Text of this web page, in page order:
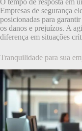
Empresas de segurança
posicionadas para
os danos e prejuízos. A
diferença em situações
Tranquilidade para sua